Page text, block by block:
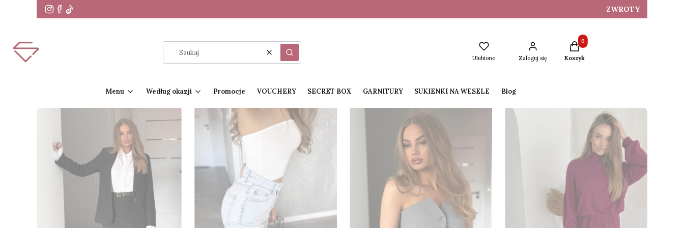
ZWROTY
WyczyśćSzukaj Ulubione Zaloguj się
Produkty w koszyku: 0. Zobacz
Koszyk
Menu Według okazji Promocje VOUCHERY SECRET BOX GARNITURY SUKIENKI NA WESELE Blog